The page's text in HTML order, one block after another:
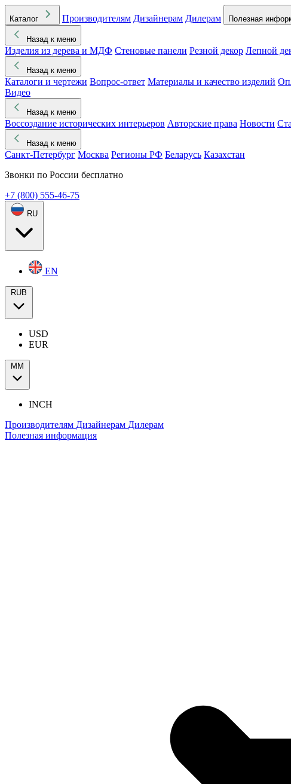
Каталог Производителям Дизайнерам Дилерам Полезная
Назад к меню
Изделия из дерева и МДФ Стеновые панели Резной декор Лепной
Назад к меню
Каталоги и чертежи Вопрос-ответ Материалы и качество изделий
Видео
Назад к меню
Воссоздание исторических интерьеров Авторские права Новости
Назад к меню
Санкт-Петербург Москва Регионы РФ Беларусь Казахстан
Звонки по России бесплатно
+7 (800) 555-46-75
RU
EN
RUB
USD
EUR
ММ
INCH
Производителям Дизайнерам Дилерам
Полезная информация